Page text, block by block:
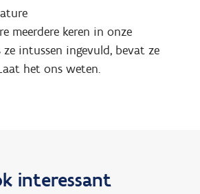
meerdere keren in onze
intussen ingevuld, bevat ze
het ons weten.
interessant